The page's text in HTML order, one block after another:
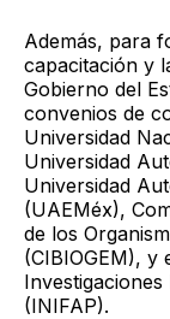
Además, para
capacitación y
Gobierno del
convenios de
Universidad
Universidad
Universidad
(UAEMéx),
de los
(CIBIOGEM), y
(INIFAP).